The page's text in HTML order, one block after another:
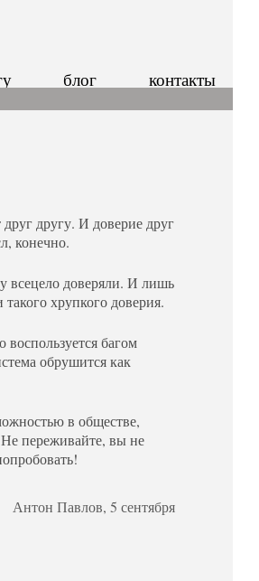
контакты
блог
другу. И доверие друг
конечно.
всецело доверяли. И лишь
хрупкого доверия.
багом
обрушится как
в обществе,
переживайте, вы не
Антон Павлов, 5 сентября